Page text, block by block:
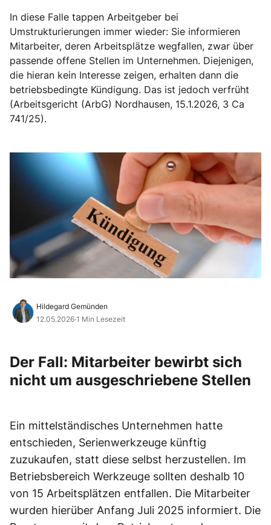
In diese Falle tappen Arbeitgeber bei
Umstrukturierungen immer wieder: Sie informieren
Mitarbeiter, deren Arbeitsplätze wegfallen, zwar über
passende offene Stellen im Unternehmen. Diejenigen,
die hieran kein Interesse zeigen, erhalten dann die
betriebsbedingte Kündigung. Das ist jedoch verfrüht
(Arbeitsgericht (ArbG) Nordhausen, 15.1.2026, 3 Ca
741/25).
Hildegard Gemünden
12.05.2026·1 Min Lesezeit
Der Fall: Mitarbeiter bewirbt sich
nicht um ausgeschriebene Stellen
Ein mittelständisches Unternehmen hatte
entschieden, Serienwerkzeuge künftig
zuzukaufen, statt diese selbst herzustellen. Im
Betriebsbereich Werkzeuge sollten deshalb 10
von 15 Arbeitsplätzen entfallen. Die Mitarbeiter
wurden hierüber Anfang Juli 2025 informiert. Die